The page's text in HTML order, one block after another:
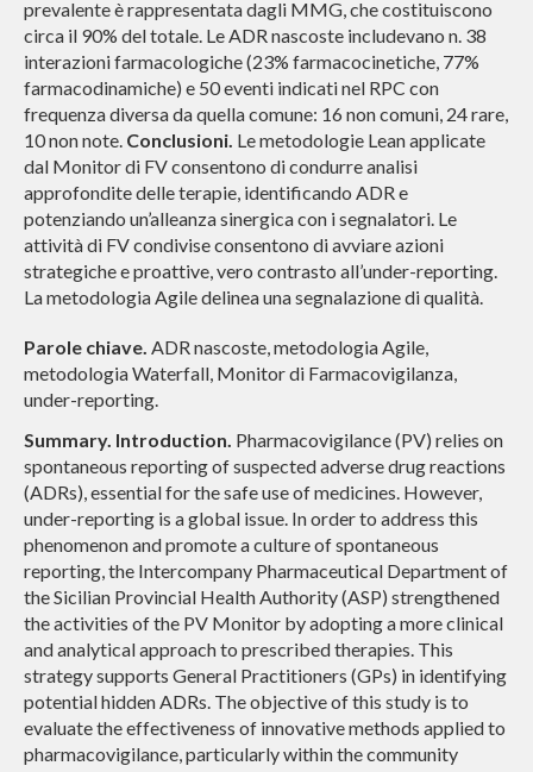
prevalente è rappresentata dagli MMG, che costituiscono
circa il 90% del totale. Le ADR nascoste includevano n. 38
interazioni farmacologiche (23% farmacocinetiche, 77%
farmacodinamiche) e 50 eventi indicati nel RPC con
frequenza diversa da quella comune: 16 non comuni, 24 rare,
10 non note. Conclusioni. Le metodologie Leanapplicate
dal Monitor di FV consentono di condurre analisi
approfondite delle terapie, identificando ADR e
potenziando un’alleanza sinergica con i segnalatori. Le
attività di FV condivise consentono di avviare azioni
strategiche e proattive, vero contrasto all’under-reporting.
La metodologia Agile delinea una segnalazione di qualità.
Parole chiave. ADR nascoste, metodologia Agile,
metodologia Waterfall, Monitor di Farmacovigilanza,
under-reporting.
Summary. Introduction. Pharmacovigilance (PV) relies on
spontaneous reporting of suspected adverse drug reactions
(ADRs), essential for the safe use of medicines. However,
under-reporting is a global issue. In order to address this
phenomenon and promote a culture of spontaneous
reporting, the Intercompany Pharmaceutical Department of
the Sicilian Provincial Health Authority (ASP) strengthened
the activities of the PV Monitor by adopting a more clinical
and analytical approach to prescribed therapies. This
strategy supports General Practitioners (GPs) in identifying
potential hidden ADRs. The objective of this study is to
evaluate the effectiveness of innovative methods applied to
pharmacovigilance, particularly within the community